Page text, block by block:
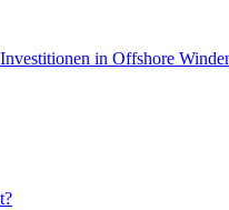
in Offshore